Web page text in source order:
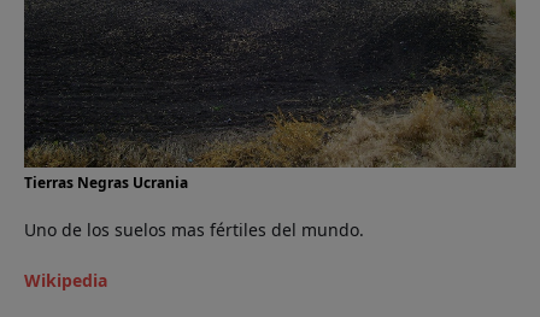
Tierras Negras Ucrania
Uno de los suelos mas fértiles del mundo.
Wikipedia